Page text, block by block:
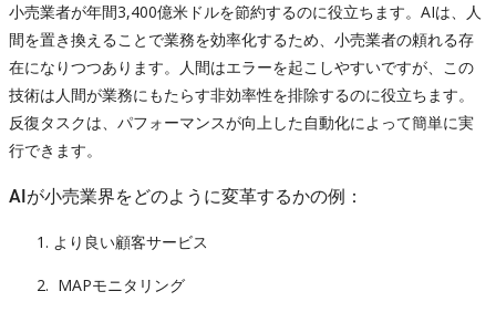
小売業者が年間3,400億米ドルを節約するのに役立ちます。AIは、人
間を置き換えることで業務を効率化するため、小売業者の頼れる存
在になりつつあります。人間はエラーを起こしやすいですが、この
技術は人間が業務にもたらす非効率性を排除するのに役立ちます。
反復タスクは、パフォーマンスが向上した自動化によって簡単に実
行できます。
AIが小売業界をどのように変革するかの例：
より良い顧客サービス
MAPモニタリング